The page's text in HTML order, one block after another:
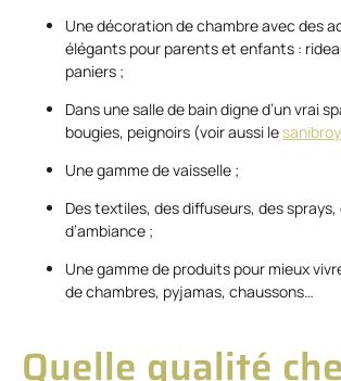
Une décoration de chambre avec des
élégants pour parents et enfants :
paniers ;
Dans une salle de bain digne d’un vrai
bougies, peignoirs (voir aussi le
Une gamme de vaisselle ;
Des textiles, des diffuseurs, des
d’ambiance ;
Une gamme de produits pour mieux
de chambres, pyjamas, chaussons…
Quelle qualité